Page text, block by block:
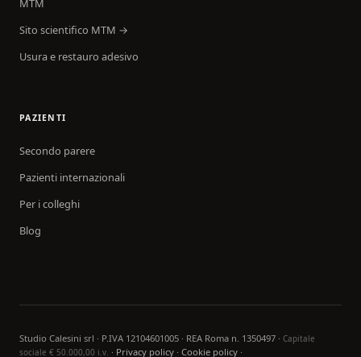
MTM
Sito scientifico MTM →
Usura e restauro adesivo
PAZIENTI
Secondo parere
Pazienti internazionali
Per i colleghi
Blog
Studio Calesini srl · P.IVA 12104601005 · REA Roma n. 1350497 · Capitale
sociale € 50.000,00 i.v. · Privacy policy · Cookie policy ·